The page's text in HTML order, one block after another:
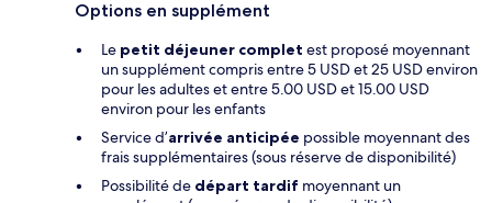
Options en supplément
Le petit déjeuner complet est proposé moyennant
un supplément compris entre 5 USD et 25 USD environ
pour les adultes et entre 5.00 USD et 15.00 USD
environ pour les enfants
Service d’arrivée anticipée possible moyennant des
frais supplémentaires (sous réserve de disponibilité)
Possibilité de départ tardif moyennant un